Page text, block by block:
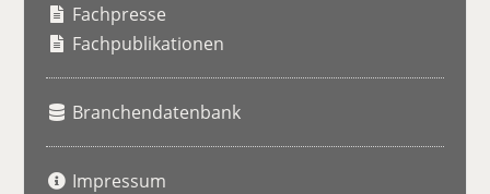
Fachpresse
Fachpublikationen
Branchendatenbank
Impressum